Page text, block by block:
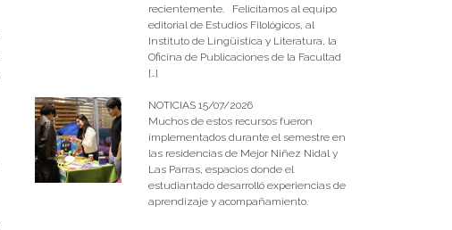
recientemente. Felicitamos al equipo
editorial de Estudios Filológicos, al
Instituto de Lingüística y Literatura, la
Oficina de Publicaciones de la Facultad
[…]
NOTICIAS 15/07/2026
Muchos de estos recursos fueron
implementados durante el semestre en
las residencias de Mejor Niñez Nidal y
Las Parras, espacios donde el
estudiantado desarrolló experiencias de
aprendizaje y acompañamiento.